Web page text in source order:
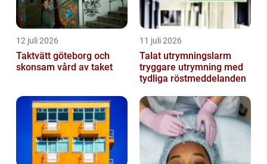
12 juli 2026
Taktvätt göteborg och
skonsam vård av taket
11 juli 2026
Talat utrymningslarm
tryggare utrymning med
tydliga röstmeddelanden